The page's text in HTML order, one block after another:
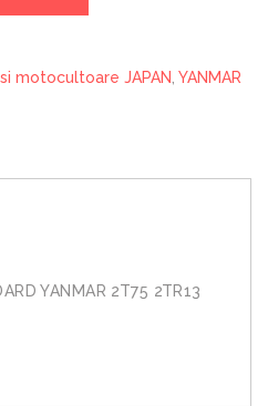
motocultoare JAPAN YANMAR
YANMAR 2T75 2TR13